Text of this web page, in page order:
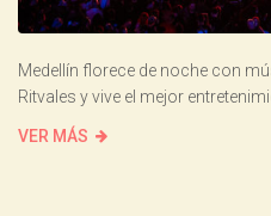
Medellín florece de noche con
Ritvales y vive el mejor
VER MÁS